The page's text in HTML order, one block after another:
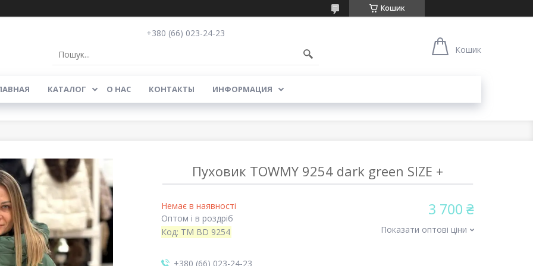
Кошик
+380 (66) 023-24-23
Кошик
КАТАЛОГ О НАС КОНТАКТЫ ИНФОРМАЦИЯ
Пуховик TOWMY 9254 dark green SIZE +
Немає в наявності
Оптом і в роздріб
Код: TM BD 9254
3 700 ₴
Показати оптові ціни
+380 (66) 023-24-23